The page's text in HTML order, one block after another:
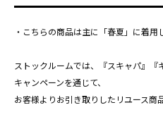
・こちらの商品は主に「春夏」に着用
ストックルームでは、『スキャパ』
キャンペーンを通じて、
お客様よりお引き取りしたリユース商